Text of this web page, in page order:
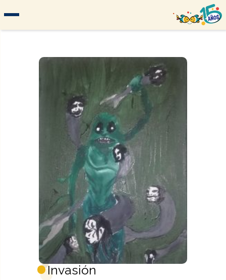
Invasión